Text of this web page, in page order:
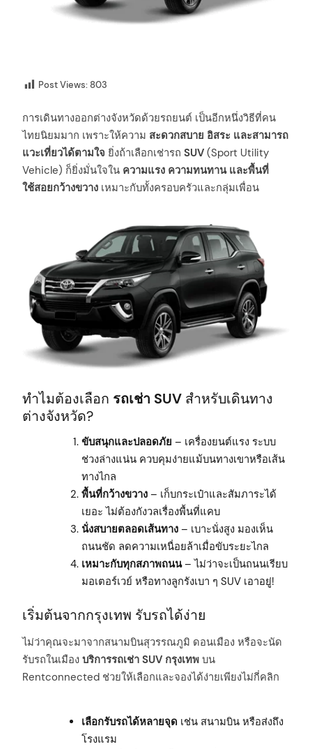
Post Views:803
การเดินทางออกต่างจังหวัดด้วยรถยนต์ เป็นอีกหนึ่งวิธีที่คน
ไทยนิยมมาก เพราะให้ความ สะดวกสบาย อิสระ และสามารถ
แวะเที่ยวได้ตามใจ ยิ่งถ้าเลือกเช่ารถ SUV (Sport Utility
Vehicle) ก็ยิ่งมั่นใจใน ความแรง ความทนทาน และพื้นที่
ใช้สอยกว้างขวาง เหมาะกับทั้งครอบครัวและกลุ่มเพื่อน
ทำไมต้องเลือก รถเช่า SUV สำหรับเดินทาง
ต่างจังหวัด?
ขับสนุกและปลอดภัย – เครื่องยนต์แรง ระบบ
ช่วงล่างแน่น ควบคุมง่ายแม้บนทางเขาหรือเส้น
ทางไกล
พื้นที่กว้างขวาง– เก็บกระเป๋าและสัมภาระได้
เยอะ ไม่ต้องกังวลเรื่องพื้นที่แคบ
นั่งสบายตลอดเส้นทาง– เบาะนั่งสูง มองเห็น
ถนนชัด ลดความเหนื่อยล้าเมื่อขับระยะไกล
เหมาะกับทุกสภาพถนน– ไม่ว่าจะเป็นถนนเรียบ
มอเตอร์เวย์ หรือทางลูกรังเบา ๆ SUV เอาอยู่!
เริ่มต้นจากกรุงเทพ รับรถได้ง่าย
ไม่ว่าคุณจะมาจากสนามบินสุวรรณภูมิ ดอนเมือง หรือจะนัด
รับรถในเมือง บริการรถเช่า SUV กรุงเทพ บน
Rentconnected ช่วยให้เลือกและจองได้ง่ายเพียงไม่กี่คลิก
เลือกรับรถได้หลายจุด เช่น สนามบิน หรือส่งถึง
โรงแรม